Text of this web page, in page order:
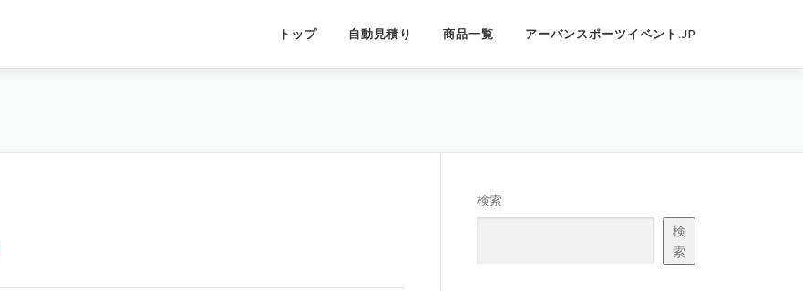
トップ 自動見積り 商品一覧 アーバンスポーツイベント.JP
検索
検
索